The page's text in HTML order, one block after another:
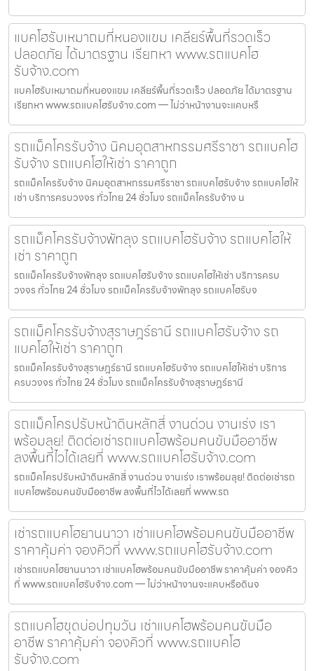
แบคโฮรับเหมาถมที่หนองแขม เคลียร์พื้นที่รวดเร็ว
ปลอดภัย ได้มาตรฐาน เรียกหา www.รถแบคโฮ
รับจ้าง.com
แบคโฮรับเหมาถมที่หนองแขม เคลียร์พื้นที่รวดเร็ว ปลอดภัย ได้มาตรฐาน
เรียกหา www.รถแบคโฮรับจ้าง.com — ไม่ว่าหน้างานจะแคบหรื
รถแม็คโครรับจ้าง นิคมอุตสาหกรรมศรีราชา รถแบคโฮ
รับจ้าง รถแบคโฮให้เช่า ราคาถูก
รถแม็คโครรับจ้าง นิคมอุตสาหกรรมศรีราชา รถแบคโฮรับจ้าง รถแบคโฮให้
เช่า บริการครบวงจร ทั่วไทย 24 ชั่วโมง รถแม็คโครรับจ้าง น
รถแม็คโครรับจ้างพัทลุง รถแบคโฮรับจ้าง รถแบคโฮให้
เช่า ราคาถูก
รถแม็คโครรับจ้างพัทลุง รถแบคโฮรับจ้าง รถแบคโฮให้เช่า บริการครบ
วงจร ทั่วไทย 24 ชั่วโมง รถแม็คโครรับจ้างพัทลุง รถแบคโฮรับจ
รถแม็คโครรับจ้างสุราษฎร์ธานี รถแบคโฮรับจ้าง รถ
แบคโฮให้เช่า ราคาถูก
รถแม็คโครรับจ้างสุราษฎร์ธานี รถแบคโฮรับจ้าง รถแบคโฮให้เช่า บริการ
ครบวงจร ทั่วไทย 24 ชั่วโมง รถแม็คโครรับจ้างสุราษฎร์ธานี
รถแม็คโครปรับหน้าดินหลักสี่ งานด่วน งานเร่ง เรา
พร้อมลุย! ติดต่อเช่ารถแบคโฮพร้อมคนขับมืออาชีพ
ลงพื้นที่ไวได้เลยที่ www.รถแบคโฮรับจ้าง.com
รถแม็คโครปรับหน้าดินหลักสี่ งานด่วน งานเร่ง เราพร้อมลุย! ติดต่อเช่ารถ
แบคโฮพร้อมคนขับมืออาชีพ ลงพื้นที่ไวได้เลยที่ www.รถ
เช่ารถแบคโฮยานนาวา เช่าแบคโฮพร้อมคนขับมืออาชีพ
ราคาคุ้มค่า จองคิวที่ www.รถแบคโฮรับจ้าง.com
เช่ารถแบคโฮยานนาวา เช่าแบคโฮพร้อมคนขับมืออาชีพ ราคาคุ้มค่า จองคิว
ที่ www.รถแบคโฮรับจ้าง.com — ไม่ว่าหน้างานจะแคบหรือดินจ
รถแบคโฮขุดบ่อปทุมวัน เช่าแบคโฮพร้อมคนขับมือ
อาชีพ ราคาคุ้มค่า จองคิวที่ www.รถแบคโฮ
รับจ้าง.com